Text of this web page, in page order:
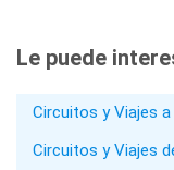
Le puede
Circuitos y Viajes
Circuitos y Viajes